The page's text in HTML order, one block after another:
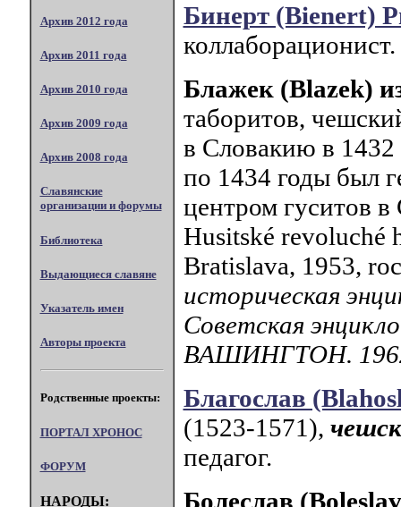
Архив 2012 года
Архив 2011 года
Архив 2010 года
Архив 2009 года
Архив 2008 года
Славянские
организации и форумы
Библиотека
Выдающиеся славяне
Указатель имен
Авторы проекта
Родственные проекты:
ПОРТАЛ XPOHOC
ФОРУМ
НАРОДЫ:
Бинерт (Bienert)
коллаборационист.
Блажек (Blazek)
таборитов,
в Словакию в 1432
по 1434 годы был
центром гуситов в
Husitské revoluché
Bratislava, 1953,
историческая
Советская
ВАШИНГТОН.
Благослав
(1523-1571),
педагог.
Болеслав